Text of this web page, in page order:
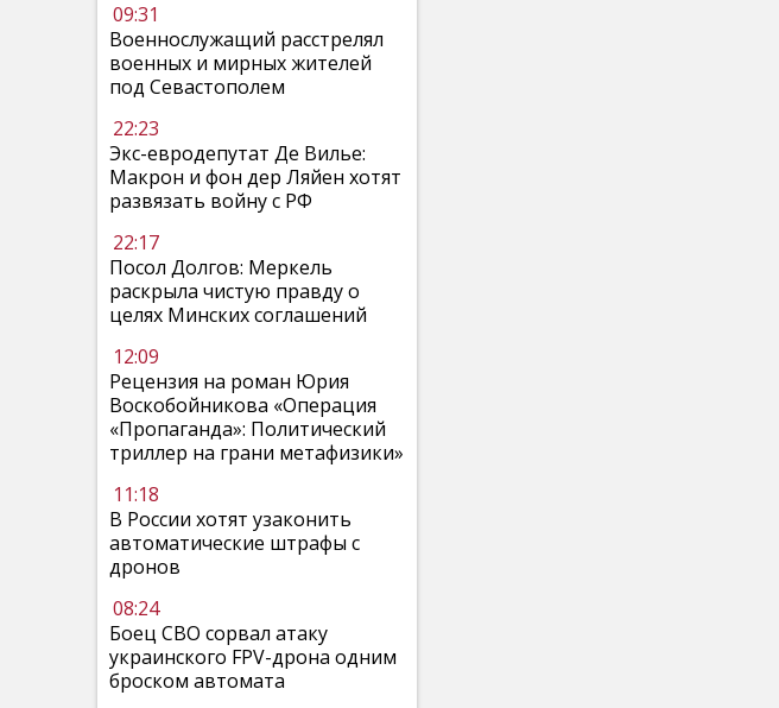
09:31
Военнослужащий расстрелял
военных и мирных жителей
под Севастополем
22:23
Экс-евродепутат Де Вилье:
Макрон и фон дер Ляйен хотят
развязать войну с РФ
22:17
Посол Долгов: Меркель
раскрыла чистую правду о
целях Минских соглашений
12:09
Рецензия на роман Юрия
Воскобойникова «Операция
«Пропаганда»: Политический
триллер на грани метафизики»
11:18
В России хотят узаконить
автоматические штрафы с
дронов
08:24
Боец СВО сорвал атаку
украинского FPV-дрона одним
броском автомата